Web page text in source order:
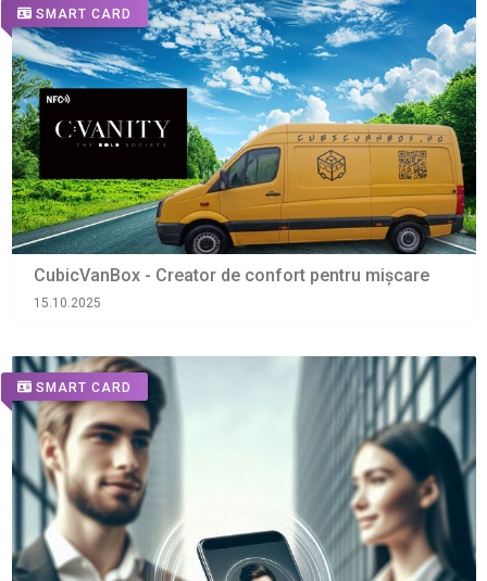
SMART CARD
CubicVanBox - Creator de confort pentru mișcare
15.10.2025
SMART CARD